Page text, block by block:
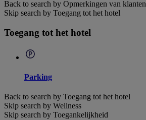
Back to search by Opmerkingen van klanten
Skip search by Toegang tot het hotel
Toegang tot het hotel
Parking
Back to search by Toegang tot het hotel
Skip search by Wellness
Skip search by Toegankelijkheid